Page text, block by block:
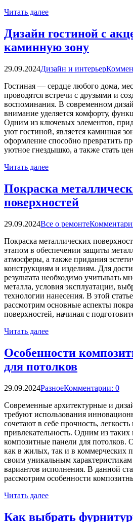
Читать далее
Дизайн гостиной с
каминную зону
29.09.2024Дизайн и интерьер
Гостиная — сердце любого дома,
проводятся встречи с друзьями и
воспоминания. В современном
внимание уделяется комфорту,
Одним из ключевых элементов,
уют гостиной, является каминная
оформление способно превратить
уютное гнездышко, а также стать
Читать далее
Покраска
поверхностей
29.09.2024Все о ремонте
Покраска металлических
этапом в обеспечении защиты
атмосферы, а также придания
конструкциям и изделиям. Для
результата необходимо учитывать
металла, условия эксплуатации,
технологии нанесения. В этой
рассмотрим основные аспекты
поверхностей, начиная с
Читать далее
Особенности
для потолков
29.09.2024РазноеКомментарии: 0
Современные архитектурные и
требуют использования
сочетают в себе прочность,
привлекательность. Одним из таких
композитные панели для
как в жилых, так и в коммерческих
своим уникальным
вариантов исполнения. В данной
рассмотрим особенности
Читать далее
Как выбрать